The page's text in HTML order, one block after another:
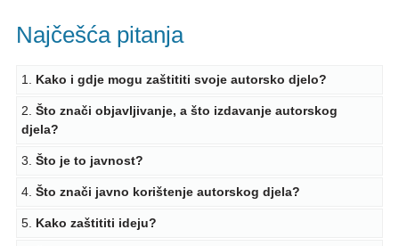
Najčešća pitanja
1. Kako i gdje mogu zaštititi svoje autorsko djelo?
2. Što znači objavljivanje, a što izdavanje autorskog
djela?
3. Što je to javnost?
4. Što znači javno korištenje autorskog djela?
5. Kako zaštititi ideju?